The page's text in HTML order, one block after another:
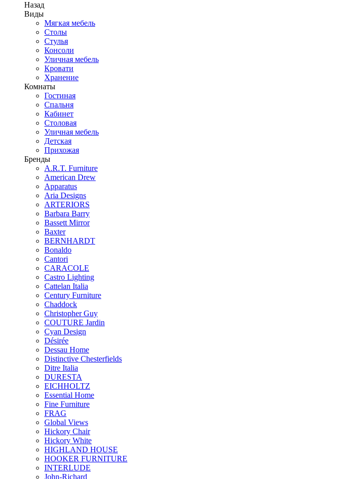
Назад
Виды
Мягкая мебель
Столы
Стулья
Консоли
Уличная мебель
Кровати
Хранение
Комнаты
Гостиная
Спальня
Кабинет
Столовая
Уличная мебель
Детская
Прихожая
Бренды
A.R.T. Furniture
American Drew
Apparatus
Aria Designs
ARTERIORS
Barbara Barry
Bassett Mirror
Baxter
BERNHARDT
Bonaldo
Cantori
CARACOLE
Castro Lighting
Cattelan Italia
Century Furniture
Chaddock
Christopher Guy
COUTURE Jardin
Cyan Design
Désirée
Dessau Home
Distinctive Chesterfields
Ditre Italia
DURESTA
EICHHOLTZ
Essential Home
Fine Furniture
FRAG
Global Views
Hickory Chair
Hickory White
HIGHLAND HOUSE
HOOKER FURNITURE
INTERLUDE
John-Richard